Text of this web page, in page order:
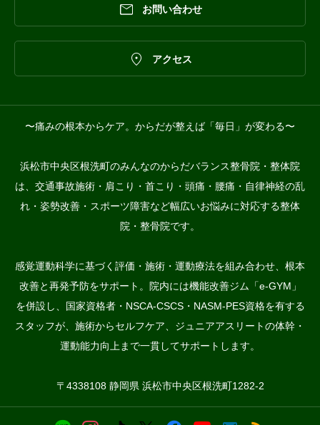
 お問い合わせ
 アクセス
〜痛みの根本からケア。からだが整えば「毎日」が変わる〜
浜松市中央区根洗町のみんなのからだバランス整骨院・整体院
は、交通事故施術・肩こり・首こり・頭痛・腰痛・自律神経の乱
れ・姿勢改善・スポーツ障害など幅広いお悩みに対応する整体
院・整骨院です。
感覚運動科学に基づく評価・施術・運動療法を組み合わせ、根本
改善と再発予防をサポート。院内には機能改善ジム「e-GYM」
を併設し、国家資格者・NSCA-CSCS・NASM-PES資格を有する
スタッフが、施術からセルフケア、ジュニアアスリートの体幹・
運動能力向上まで一貫してサポートします。
〒4338108 静岡県 浜松市中央区根洗町1282-2